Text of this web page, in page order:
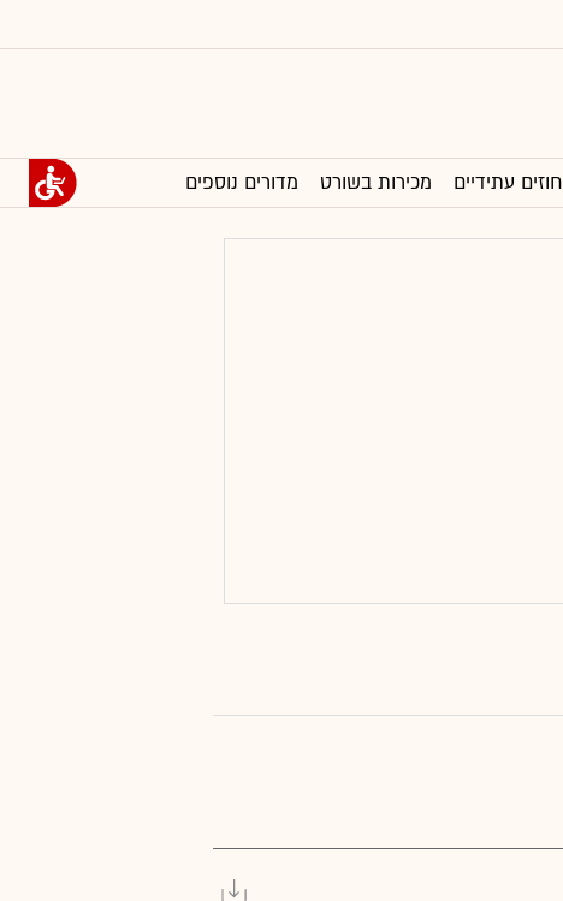
חוזים עתידיים מכירות בשורט מדורים נוספים